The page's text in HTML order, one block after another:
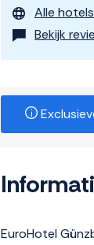
Alle
Bekijk
EuroHotel